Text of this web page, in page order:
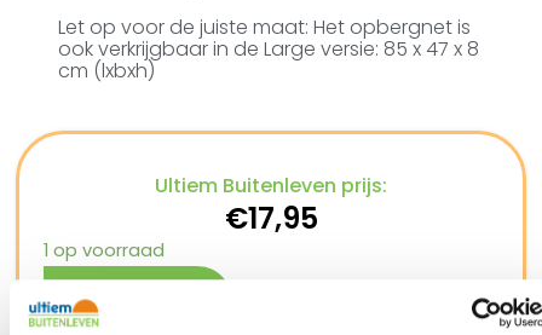
Let op voor de juiste maat: Het opbergnet is
ook verkrijgbaar in de Large versie: 85 x 47 x 8
cm (lxbxh)
Ultiem Buitenleven prijs:
€17,95
1 op voorraad
In winkelmand